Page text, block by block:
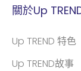
關於Up
Up TREND 特色
Up TREND故事